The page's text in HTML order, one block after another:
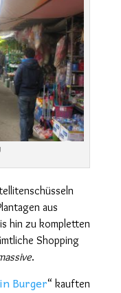
aus
hin zu kompletten
Shopping
.
Burger“ kauften